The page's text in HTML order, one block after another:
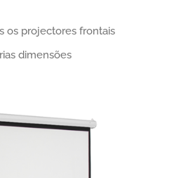
os projectores frontais
dimensões